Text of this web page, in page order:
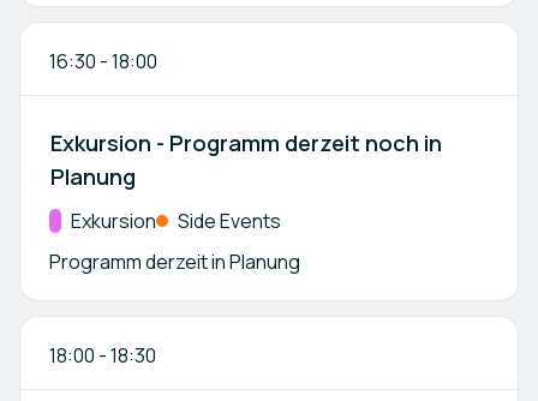
16:30 -18:00
Exkursion - Programm derzeit noch in
Planung
Kategorie:
Exkursion
Side Events
Programm derzeit in Planung
18:00 -18:30